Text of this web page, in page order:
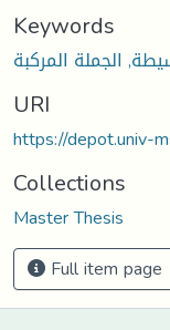
Keywords
URI
https://depot.univ-
Collections
Master Thesis
Full item page